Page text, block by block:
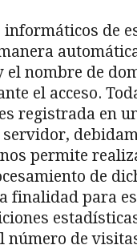
informáticos de
el nombre de
el acceso.
registrada en
permite
de
finalidad para
número de